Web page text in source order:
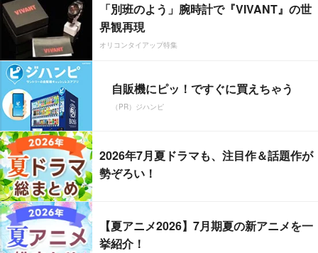
「別班のよう」腕時計で『VIVANT』の世
界観再現
オリコンタイアップ特集
自販機にピッ！ですぐに買えちゃう
（PR）ジハンピ
2026年7月夏ドラマも、注目作＆話題作が
勢ぞろい！
【夏アニメ2026】7月期夏の新アニメを一
挙紹介！